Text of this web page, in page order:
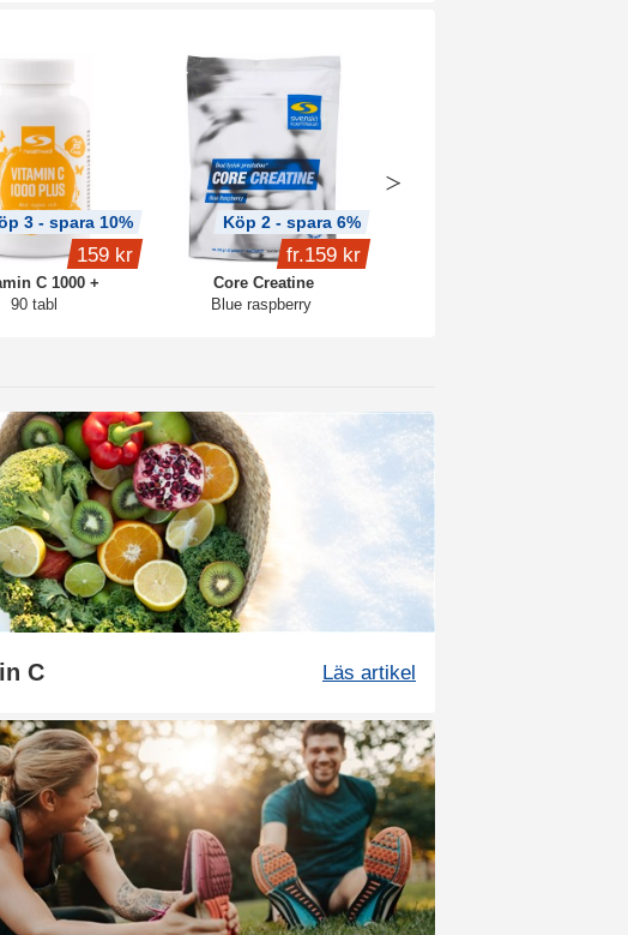
C 1000 +
90 tabl
3 - spara 10%
159 kr
Core Creatine
Blue raspberry
Köp 2 - spara 6%
fr.159 kr
C Läs artikel